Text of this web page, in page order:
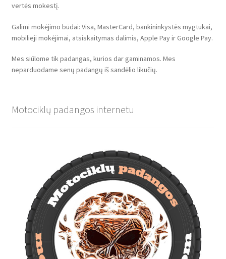
vertės mokestį.
Galimi mokėjimo būdai: Visa, MasterCard, bankininkystės mygtukai,
mobilieji mokėjimai, atsiskaitymas dalimis, Apple Pay ir Google Pay.
Mes siūlome tik padangas, kurios dar gaminamos. Mes
neparduodame senų padangų iš sandėlio likučių.
Motociklų padangos internetu